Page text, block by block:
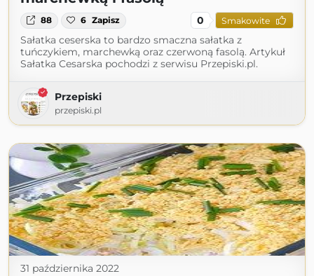
88 6 Zapisz 0 Smakowite
Sałatka ceserska to bardzo smaczna sałatka z
tuńczykiem, marchewką oraz czerwoną fasolą. Artykuł
Sałatka Cesarska pochodzi z serwisu Przepiski.pl.
Przepiski
przepiski.pl
31 października 2022